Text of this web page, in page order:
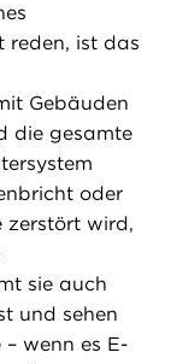
reden, ist das
Gebäuden
die gesamte
oder
zerstört wird,
sie auch
und sehen
wenn es E-